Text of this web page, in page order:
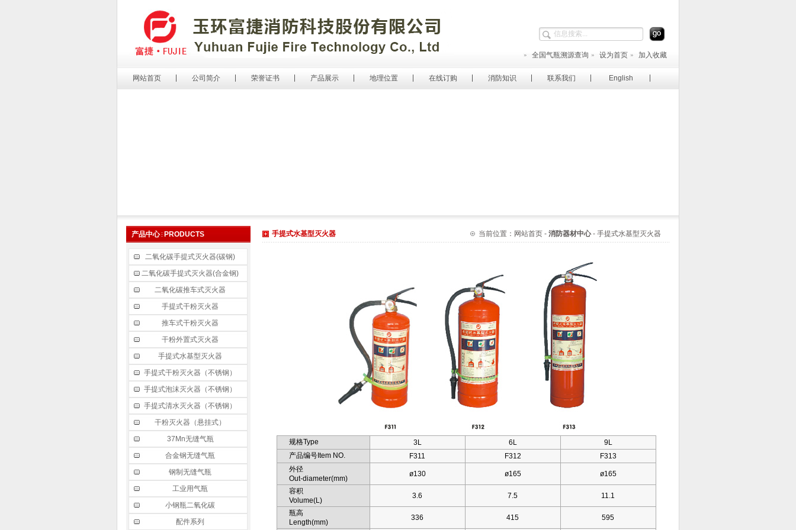
全国气瓶溯源查询 设为首页 加入收藏
网站首页 公司简介 荣誉证书 产品展示 地理位置 在线订购 消防知识 联系我们 English
产品中心 PRODUCTS
二氧化碳手提式灭火器(碳钢)
二氧化碳手提式灭火器(合金钢)
二氧化碳推车式灭火器
手提式干粉灭火器
推车式干粉灭火器
干粉外置式灭火器
手提式水基型灭火器
手提式干粉灭火器（不锈钢）
手提式泡沫灭火器（不锈钢）
手提式清水灭火器（不锈钢）
干粉灭火器（悬挂式）
37Mn无缝气瓶
合金钢无缝气瓶
钢制无缝气瓶
工业用气瓶
小钢瓶二氧化碳
配件系列
手提式水基型灭火器 当前位置：网站首页 - 消防器材中心- 手提式水基型灭火器
规格Type 3L 6L
9L
产品编号Item NO.
F311 F312
F313
外径
Out-diameter(mm)
ø130 ø165 ø165
容积
Volume(L)
3.6 7.5 11.1
瓶高
Length(mm)
336 415 595